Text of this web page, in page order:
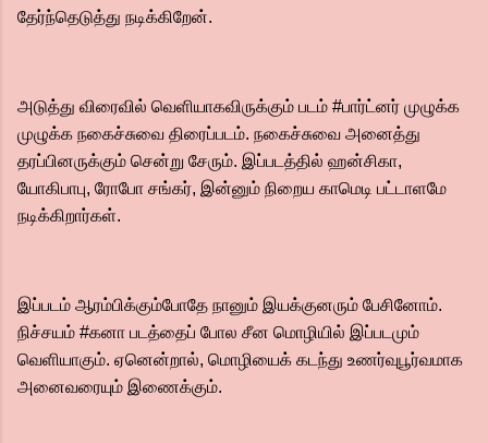
தேர்ந்தெடுத்து நடிக்கிறேன்.
அடுத்து விரைவில் வெளியாகவிருக்கும் படம் #பார்ட்னர் முழுக்க
முழுக்க நகைச்சுவை திரைப்படம். நகைச்சுவை அனைத்து
தரப்பினருக்கும் சென்று சேரும். இப்படத்தில் ஹன்சிகா,
யோகிபாபு, ரோபோ சங்கர், இன்னும் நிறைய காமெடி பட்டாளமே
நடிக்கிறார்கள்.
இப்படம் ஆரம்பிக்கும்போதே நானும் இயக்குனரும் பேசினோம்.
நிச்சயம் #கனா படத்தைப் போல சீன மொழியில் இப்படமும்
வெளியாகும். ஏனென்றால், மொழியைக் கடந்து உணர்வுபூர்வமாக
அனைவரையும் இணைக்கும்.